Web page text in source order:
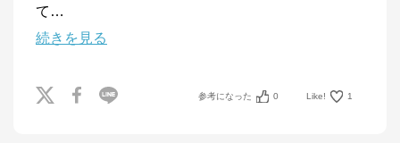
て …
続きを見る
参考になった 0 Like! 1